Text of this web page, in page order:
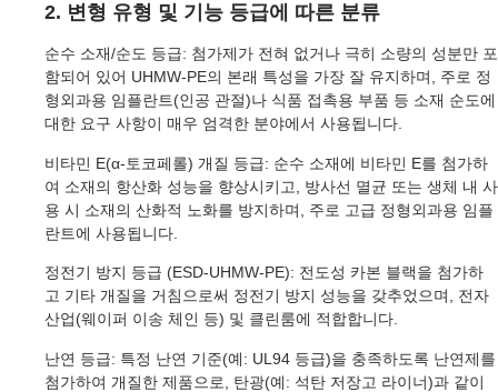
2. 변형 유형 및 기능 등급에 따른 분류
순수 소재/순도 등급: 첨가제가 전혀 없거나 극히 소량의 성분만 포
함되어 있어 UHMW-PE의 본래 특성을 가장 잘 유지하며, 주로 정
형외과용 임플란트(인공 관절)나 식품 접촉용 부품 등 소재 순도에
대한 요구 사항이 매우 엄격한 분야에서 사용됩니다.
비타민 E(α-토코페롤) 개질 등급: 순수 소재에 비타민 E를 첨가하
여 소재의 항산화 성능을 향상시키고, 방사선 멸균 또는 생체 내 사
용 시 소재의 산화적 노화를 방지하며, 주로 고급 정형외과용 임플
란트에 사용됩니다.
정전기 방지 등급 (ESD-UHMW-PE): 전도성 카본 블랙을 첨가하
고 기타 개질을 거침으로써 정전기 방지 성능을 갖추었으며, 전자
산업(웨이퍼 이송 체인 등) 및 클린룸에 적합합니다.
난연 등급: 특정 난연 기준(예: UL94 등급)을 충족하도록 난연제를
첨가하여 개질한 제품으로, 탄광(예: 석탄 저장고 라이너)과 같이